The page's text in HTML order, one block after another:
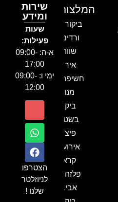
המלצות
ביקור בגן
ורדים –
שווה!!
אירוע
חשיפה- זיו
מנור
ביקור
בשטח-
פיצ'ר
אירועים
קראון
פלזה תל
אביב-
שירות
ומידע
שעות
פעילות:
א-ה: 09:00-
17:00
ימי ו: 09:00-
12:00
הצטרפו
לניוזלטר
שלנו !